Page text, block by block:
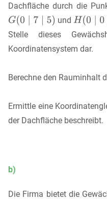
Dachfläche durch die
und
Stelle dieses
Koordinatensystem dar.
Berechne den Rauminhalt
Ermittle eine
der Dachfläche beschreibt.
b)
Die Firma bietet die